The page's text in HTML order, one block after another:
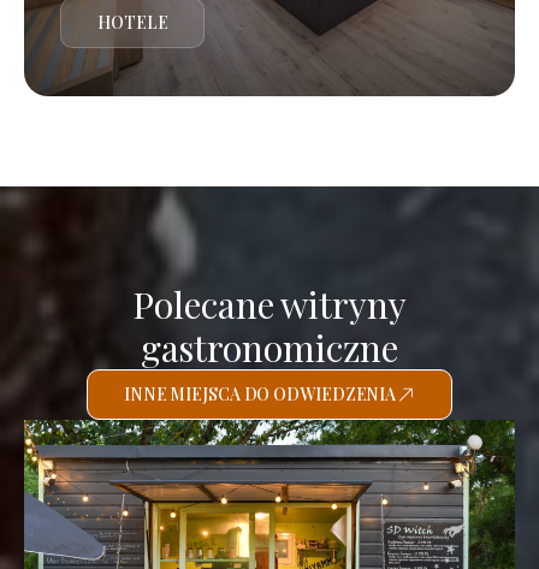
HOTELE
Polecane witryny
gastronomiczne
INNE MIEJSCA DO ODWIEDZENIA